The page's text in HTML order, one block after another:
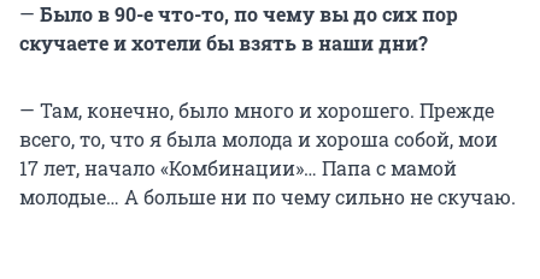
— Было в 90-е что-то, по чему вы до сих пор
скучаете и хотели бы взять в наши дни?
— Там, конечно, было много и хорошего. Прежде
всего, то, что я была молода и хороша собой, мои
17 лет, начало «Комбинации»… Папа с мамой
молодые… А больше ни по чему сильно не скучаю.